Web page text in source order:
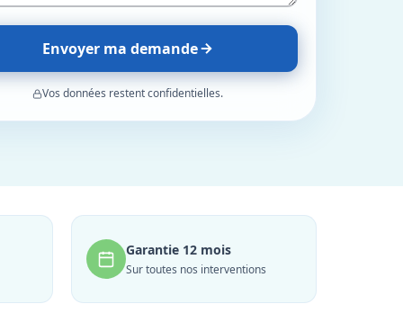
Envoyer ma demande
Vos données restent confidentielles.
Garantie 12 mois
Sur toutes nos interventions